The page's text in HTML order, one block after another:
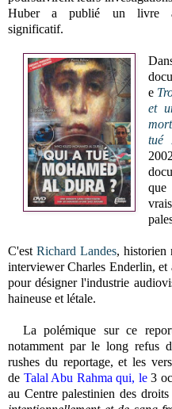
Huber a publié un livre
significatif.
e
et
tué
C'est Richard Landes, historien
interviewer Charles Enderlin,
pour désigner l'industrie
haineuse et létale.
La polémique sur ce
notamment par le long refus
rushes du reportage, et les
de Talal Abu Rahma qui, le3
au Centre palestinien des